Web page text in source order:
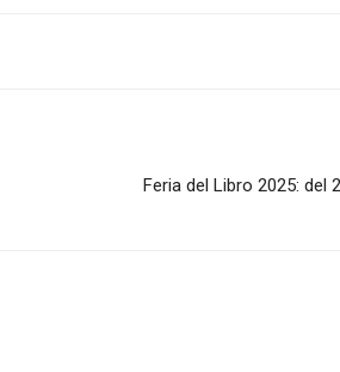
Feria del Libro 2025: del